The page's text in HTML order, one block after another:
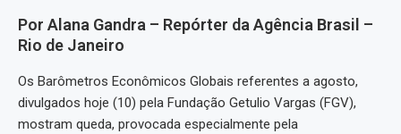
Por Alana Gandra – Repórter da Agência Brasil –
Rio de Janeiro
Os Barômetros Econômicos Globais referentes a agosto,
divulgados hoje (10) pela Fundação Getulio Vargas (FGV),
mostram queda, provocada especialmente pela